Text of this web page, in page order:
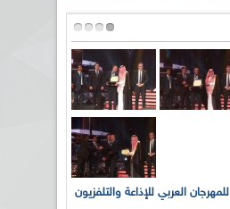
بالصور... الدورة الـ21 للمهرجان العربي للإذاعة والتلفزيون